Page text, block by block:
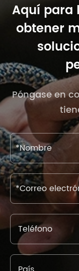
Aquí para
obtener
Póngase en